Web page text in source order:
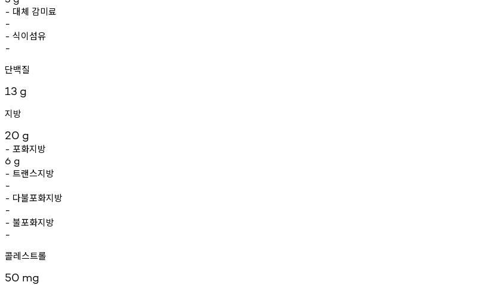
- 대체 감미료
-
- 식이섬유
-
단백질
13 g
지방
20 g
- 포화지방
6 g
- 트랜스지방
-
- 다불포화지방
-
- 불포화지방
-
콜레스트롤
50 mg